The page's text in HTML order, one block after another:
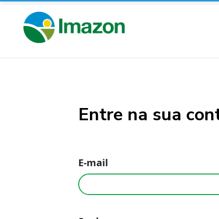
Entre na sua
E-mail